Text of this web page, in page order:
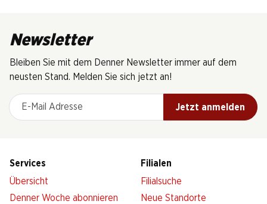
Newsletter
Bleiben Sie mit dem Denner Newsletter immer auf dem
neusten Stand. Melden Sie sich jetzt an!
E-Mail Adresse
Jetzt anmelden
Services
Übersicht
Denner Woche abonnieren
Filialen
Filialsuche
Neue Standorte